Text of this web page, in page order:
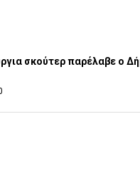
σκούτερ παρέλαβε o